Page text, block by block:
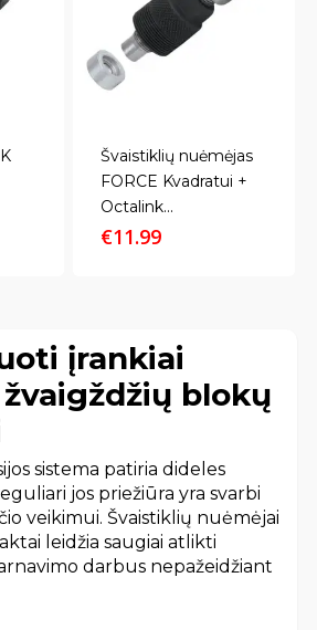
Švaistiklių nuėmėjas
FORCE Kvadratui +
Octalink...
€11.99
įrankiai
blokų
sistema patiria dideles
jos priežiūra yra svarbi
veikimui. Švaistiklių nuėmėjai
leidžia saugiai atlikti
darbus nepažeidžiant